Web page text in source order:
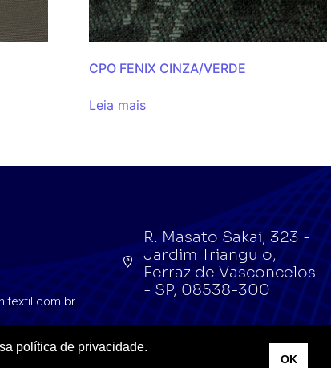
CPO FENIX CINZA/VERDE
Leia mais
R. Masato Sakai, 323 -
Jardim Triangulo,
Ferraz de Vasconcelos
- SP, 08538-300
política de privacidade.
OK